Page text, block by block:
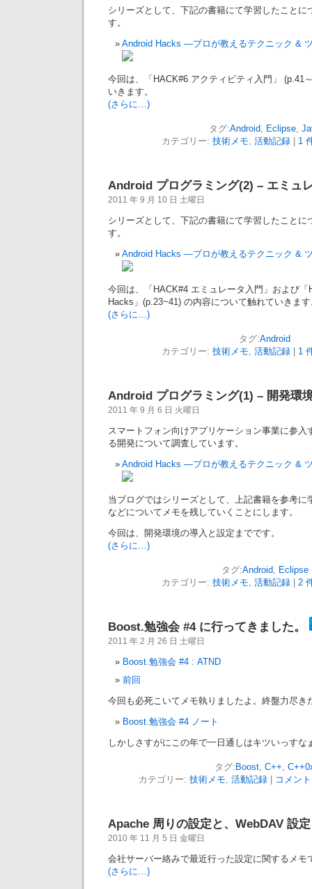
シリーズとして、下記の書籍にて学習したことに
す。
Android Hacks —プロが教えるテクニック &
今回は、「HACK#6 アクティビティ入門」 (p.41
いきます。
(さらに…)
タグ:Android, Eclipse,
カテゴリー: 技術メモ, 活動記録 1
Android プログラミング(2) – エミュ
2011 年 9 月 10 日 土曜日
シリーズとして、下記の書籍にて学習したことに
す。
Android Hacks —プロが教えるテクニック &
今回は、「HACK#4 エミュレータ入門」および
Hacks」(p.23~41) の内容について触れていきま
(さらに…)
タグ:Android
カテゴリー: 技術メモ, 活動記録 1
Android プログラミング(1) – 開発環
2011 年 9 月 6 日 火曜日
スマートフォン向けアプリケーション事業に参入
る開発について調査しています。
Android Hacks —プロが教えるテクニック &
当ブログではシリーズとして、上記書籍を参考に
などについてメモを残していくことにします。
今回は、開発環境の導入と設定までです。
(さらに…)
タグ:Android, Eclipse
カテゴリー: 技術メモ, 活動記録 2
Boost.勉強会 #4 に行ってきました。
2011 年 2 月 26 日 土曜日
Boost.勉強会 #4 : ATND
前回
今回も必死こいてメモ執りましたよ。終盤力尽き
Boost.勉強会 #4 ノート
しかしさすがにこの年で一日通しはキツいっす
タグ: Boost, C++,
カテゴリー: 技術メモ, 活動記録| コメン
Apache 周りの設定と、WebDAV 設定
2010 年 11 月 5 日 金曜日
会社サーバー絡みで最近行った設定に関するメモ
(さらに…)